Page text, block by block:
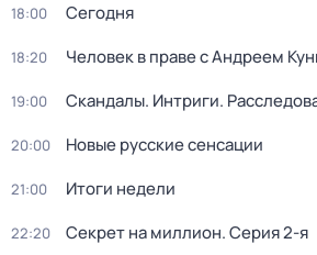
18:00 Сегодня
18:20 Человек в праве с Андреем
19:00 Скандалы. Интриги.
20:00 Новые русские сенсации
21:00 Итоги недели
22:20 Секрет на миллион. Серия 2-я